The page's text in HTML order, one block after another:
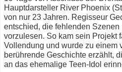
Hauptdarsteller River Phoenix
von nur 23 Jahren. Regisseur
entschied, die fehlenden
vorzulesen. So kam sein Projekt
Vollendung und wurde zu einem
berührende Geschichte erzählt,
an das ehemalige Teen-Idol